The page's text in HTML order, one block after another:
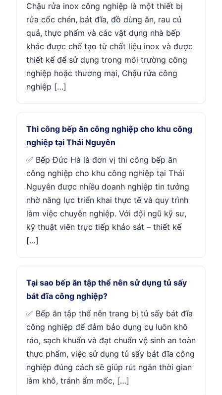
Chậu rửa inox công nghiệp là một thiết bị
rửa cốc chén, bát đĩa, đồ dùng ăn, rau củ
quả, thực phẩm và các vật dụng nhà bếp
khác được chế tạo từ chất liệu inox và được
thiết kế để sử dụng trong môi trường công
nghiệp hoặc thương mại, Chậu rửa công
nghiệp […]
Thi công bếp ăn công nghiệp cho khu công
nghiệp tại Thái Nguyên
✅ Bếp Đức Hà là đơn vị thi công bếp ăn
công nghiệp cho khu công nghiệp tại Thái
Nguyên được nhiều doanh nghiệp tin tưởng
nhờ năng lực triển khai thực tế và quy trình
làm việc chuyên nghiệp. Với đội ngũ kỹ sư,
kỹ thuật viên trực tiếp khảo sát – thiết kế
[…]
Tại sao bếp ăn tập thể nên sử dụng tủ sấy
bát đĩa công nghiệp?
✅ Bếp ăn tập thể nên trang bị tủ sấy bát đĩa
công nghiệp để đảm bảo dụng cụ luôn khô
ráo, sạch khuẩn và đạt chuẩn vệ sinh an toàn
thực phẩm, việc sử dụng tủ sấy bát đĩa công
nghiệp đúng cách sẽ giúp rút ngắn thời gian
làm khô, tránh ẩm mốc, […]